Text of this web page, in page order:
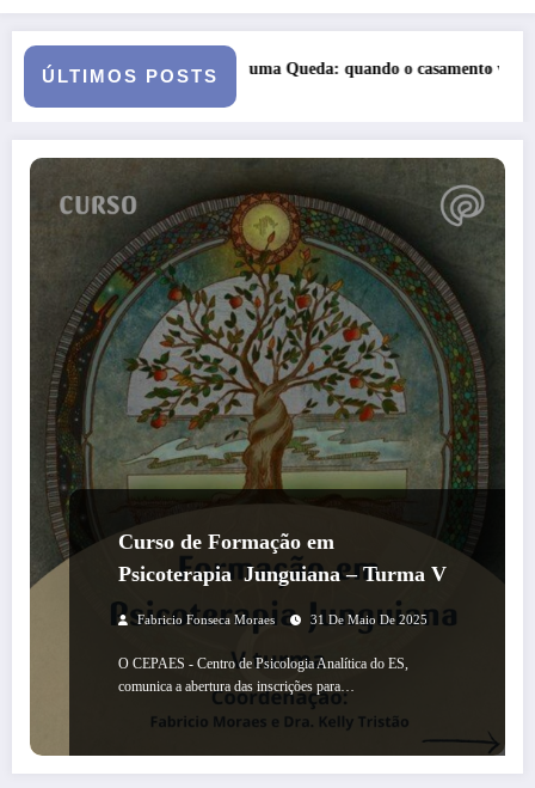
ÚLTIMOS POSTS
de uma Queda: quando o casamento vai a julgamento Curso:
Curso de Formação em
Psicoterapia Junguiana – Turma V
Fabricio Fonseca Moraes 31 De Maio De 2025
O CEPAES - Centro de Psicologia Analítica do ES,
comunica a abertura das inscrições para…